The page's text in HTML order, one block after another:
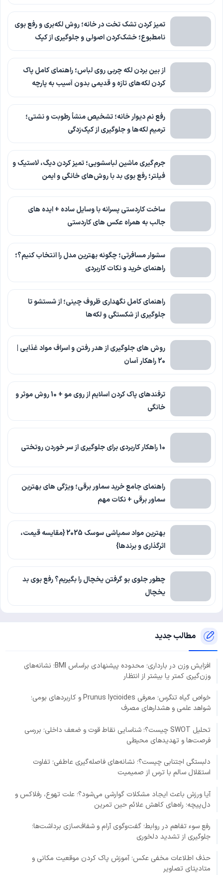
تمیز کردن تشک تخت در خانه؛ روش لکه‌بری و رفع بوی
نامطبوع؛ خشک‌کردن اصولی و جلوگیری از کپک
از بین بردن لکه چربی روی لباس؛ راهنمای کامل پاک
کردن لکه‌های تازه و قدیمی بدون آسیب به پارچه
رفع نم دیوار خانه؛ تشخیص منشأ رطوبت و نشتی؛
ترمیم لکه‌ها و جلوگیری از کپک‌زدگی
جرم‌گیری ماشین لباسشویی؛ تمیز کردن دیگ، لاستیک و
فیلتر؛ رفع بوی بد با روش‌های خانگی و ایمن
ساخت کاردستی پسرانه با وسایل ساده + ایده های
جالب به همراه عکس های کاردستی
سشوار مسافرتی؛ چگونه بهترین مدل را انتخاب کنیم؟؛
راهنمای خرید و نکات کاربردی
راهنمای کامل نگهداری ظروف چینی؛ از شستشو تا
جلوگیری از شکستگی و لکه‌ها
روش های جلوگیری از هدر رفتن و اسراف مواد غذایی |
20 راهکار آسان
ترفندهای پاک کردن اسلایم از روی مو + 10 روش موثر و
خانگی
10 راهکار کاربردی برای جلوگیری از سر خوردن روتختی
راهنمای جامع خرید سماور برقی؛ ویژگی های بهترین
سماور برقی + نکات مهم
بهترین مواد سمپاشی سوسک 2025 {مقایسه قیمت،
اثرگذاری و برندها}
چطور جلوی بو گرفتن یخچال را بگیریم؟ رفع بوی بد
یخچال
مطالب جدید
افزایش وزن در بارداری؛ محدوده پیشنهادی براساس BMI؛ نشانه‌های
وزن‌گیری کمتر یا بیشتر از انتظار
خواص گیاه تنگرس؛ معرفی Prunus lycioides و کاربردهای بومی؛
شواهد علمی و هشدارهای مصرف
تحلیل SWOT چیست؟؛ شناسایی نقاط قوت و ضعف داخلی؛ بررسی
فرصت‌ها و تهدیدهای محیطی
دلبستگی اجتنابی چیست؟؛ نشانه‌های فاصله‌گیری عاطفی؛ تفاوت
استقلال سالم با ترس از صمیمیت
آیا ورزش باعث ایجاد مشکلات گوارشی می‌شود؟؛ علت تهوع، رفلاکس و
دل‌پیچه؛ راه‌های کاهش علائم حین تمرین
رفع سوء تفاهم در روابط؛ گفت‌وگوی آرام و شفاف‌سازی برداشت‌ها؛
جلوگیری از تشدید دلخوری
حذف اطلاعات مخفی عکس؛ آموزش پاک کردن موقعیت مکانی و
متادیتای تصاویر